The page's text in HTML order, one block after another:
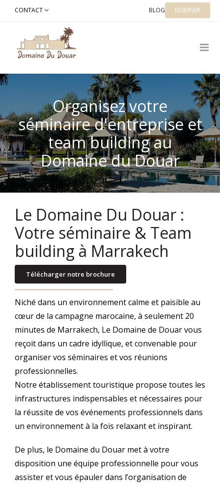
CONTACT BLOG RÉSERVER
Organisez votre
séminaire d'entreprise et
team building au
Domaine du Douar
Le Domaine Du Douar :
Votre séminaire & Team
building à Marrakech
Télécharger notre brochure
Niché dans un environnement calme et paisible au
cœur de la campagne marocaine, à seulement 20
minutes de Marrakech, Le Domaine de Douar vous
reçoit dans un cadre idyllique, et convenable pour
organiser vos séminaires et vos réunions
professionnelles.
Notre établissement touristique propose toutes les
infrastructures indispensables et nécessaires pour
la réussite de vos événements professionnels dans
un environnement à la fois relaxant et inspirant.
De plus, le Domaine du Douar met à votre
disposition une équipe professionnelle pour vous
assister et vous épauler dans l’organisation de